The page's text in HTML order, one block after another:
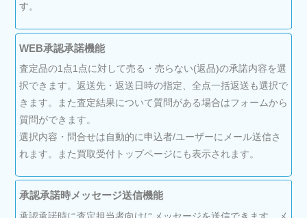
す。
WEB承認承諾機能
査定品の1点1点に対して売る・売らない(返品)の承諾内容を選
択できます。返送先・返送日時の指定、全点一括返送も選択で
きます。また査定結果について質問がある場合はフォームから
質問ができます。
選択内容・問合せは自動的に申込者/ユーザーにメール送信さ
れます。また買取受付トップページにも表示されます。
承認承諾時メッセージ送信機能
承認承諾時に査定担当者向けにメッセージを送信できます。メ